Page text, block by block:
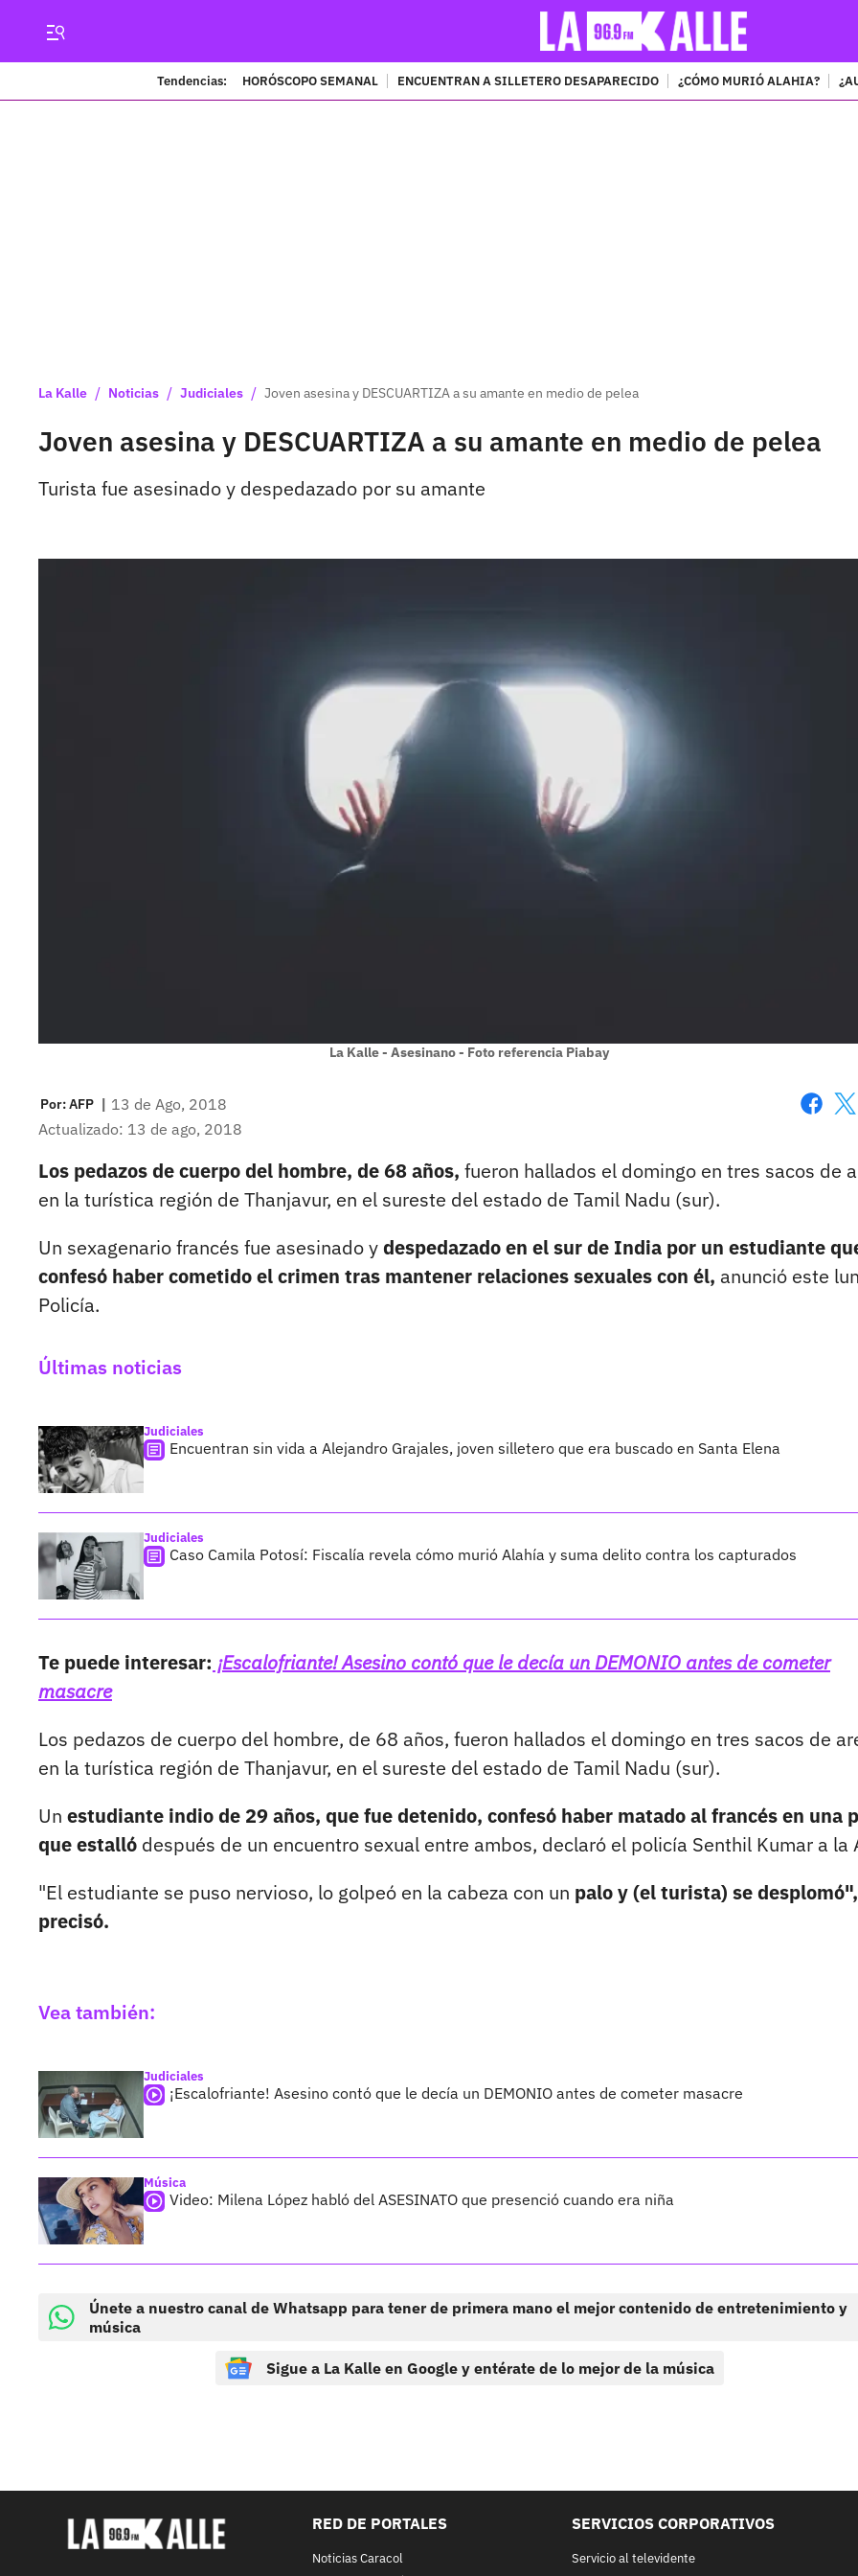
Tendencias: HORÓSCOPO SEMANAL ENCUENTRAN A SILLETERO DESAPARECIDO ¿CÓMO MURIÓ ALAHIA?
La Kalle / Noticias / Judiciales / Joven asesina y DESCUARTIZA a su amante en medio de pelea
Joven asesina y DESCUARTIZA a su amante en medio de pelea
Turista fue asesinado y despedazado por su amante
La Kalle - Asesinano - Foto referencia Piabay
Por:AFP | 13 de Ago, 2018
Actualizado: 13 de ago, 2018
Los pedazos de cuerpo del hombre, de 68 años, fueron hallados el domingo en tres sacos de
en la turística región de Thanjavur, en el sureste del estado de Tamil Nadu (sur).
Un sexagenario francés fue asesinado ydespedazado en el sur de India por un estudiante
confesó haber cometido el crimen tras mantener relaciones sexuales con él, anunció este
Policía.
Últimas noticias
Judiciales
Encuentran sin vida a Alejandro Grajales, joven silletero que era buscado en Santa Elena
Judiciales
Caso Camila Potosí: Fiscalía revela cómo murió Alahía y suma delito contra los capturados
Te puede interesar: ¡Escalofriante! Asesino contó que le decía un DEMONIO antes de cometer
masacre
Los pedazos de cuerpo del hombre, de 68 años, fueron hallados el domingo en tres sacos de
en la turística región de Thanjavur, en el sureste del estado de Tamil Nadu (sur).
Un estudiante indio de 29 años, que fue detenido, confesó haber matado al francés en una
que estalló después de un encuentro sexual entre ambos, declaró el policía Senthil Kumar a la
"El estudiante se puso nervioso, lo golpeó en la cabeza con un palo y (el turista) se desplomó",
precisó.
Vea también:
Judiciales
¡Escalofriante! Asesino contó que le decía un DEMONIO antes de cometer masacre
Música
Video: Milena López habló del ASESINATO que presenció cuando era niña
Únete a nuestro canal de Whatsapp para tener de primera mano el mejor contenido de entretenimiento y
música
Sigue a La Kalle en Google y entérate de lo mejor de la música
RED DE PORTALES
Noticias Caracol
SERVICIOS CORPORATIVOS
Servicio al televidente